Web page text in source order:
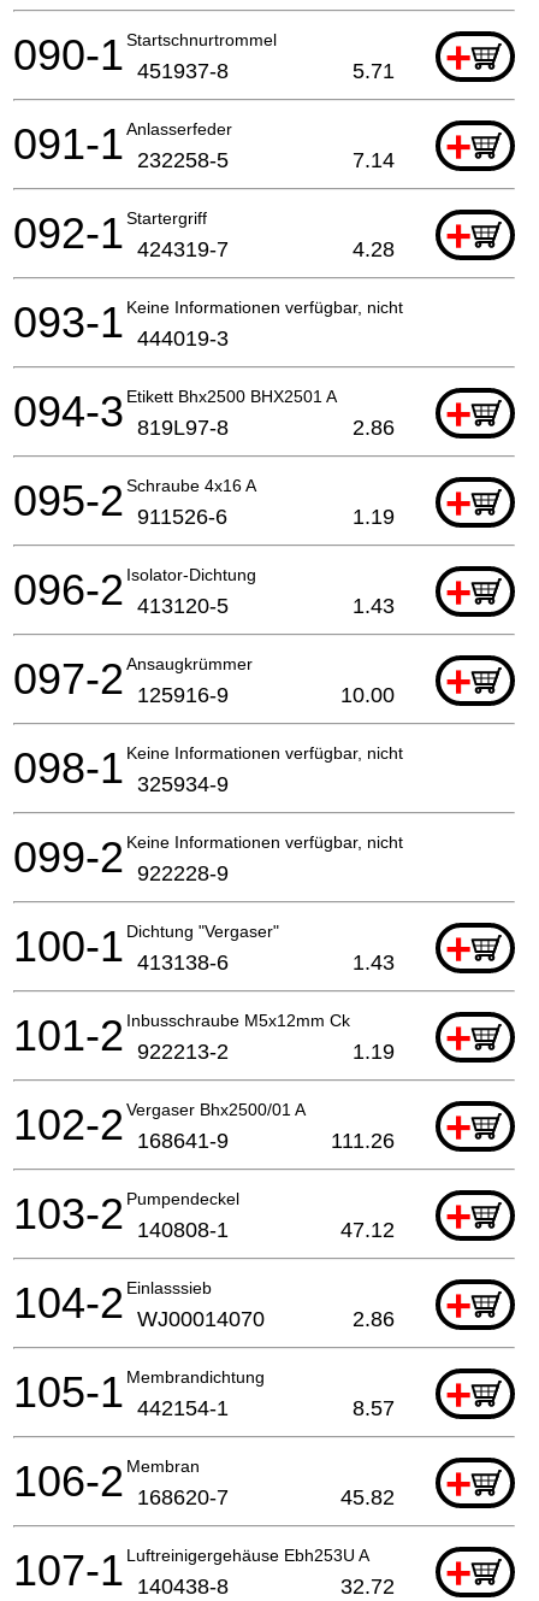
Startschnurtrommel +
090-1 451937-8 5.71
Anlasserfeder +
091-1 232258-5 7.14
Startergriff +
092-1 424319-7 4.28
Keine Informationen verfügbar, nicht bestellbar
093-1 444019-3
Etikett Bhx2500 BHX2501 A +
094-3 819L97-8 2.86
Schraube 4x16 A +
095-2 911526-6 1.19
Isolator-Dichtung +
096-2 413120-5 1.43
Ansaugkrümmer +
097-2 125916-9 10.00
Keine Informationen verfügbar, nicht bestellbar
098-1 325934-9
Keine Informationen verfügbar, nicht bestellbar
099-2 922228-9
Dichtung "Vergaser" +
100-1 413138-6 1.43
Inbusschraube M5x12mm Ck +
101-2 922213-2 1.19
Vergaser Bhx2500/01 A +
102-2 168641-9 111.26
Pumpendeckel +
103-2 140808-1 47.12
Einlasssieb +
104-2 WJ00014070 2.86
Membrandichtung +
105-1 442154-1 8.57
Membran +
106-2 168620-7 45.82
Luftreinigergehäuse Ebh253U A +
107-1 140438-8 32.72